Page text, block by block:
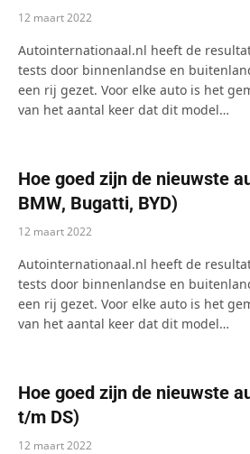
12 maart 2022
Autointernationaal.nl heeft de
tests door binnenlandse en
een rij gezet. Voor elke auto is het
van het aantal keer dat dit model…
Hoe goed zijn de nieuwste
BMW, Bugatti, BYD)
12 maart 2022
Autointernationaal.nl heeft de
tests door binnenlandse en
een rij gezet. Voor elke auto is het
van het aantal keer dat dit model…
Hoe goed zijn de nieuwste
t/m DS)
12 maart 2022